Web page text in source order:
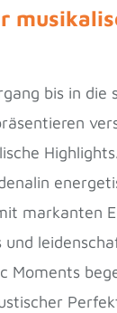
bis in die
markanten
Moments